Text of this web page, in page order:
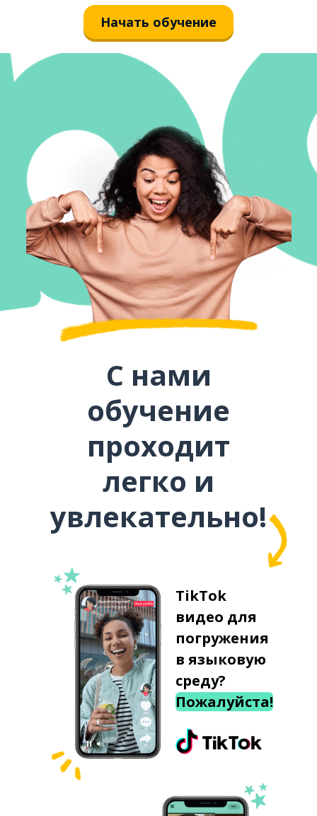
Начать обучение
С нами
обучение
проходит
легко и
увлекательно!
TikTok
видео для
погружения
в языковую
среду?
Пожалуйста!